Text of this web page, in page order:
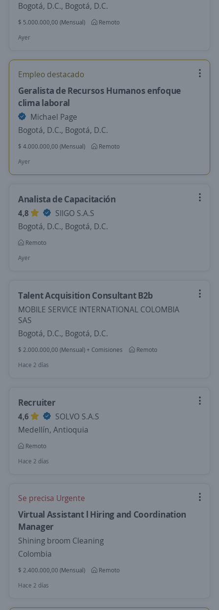
Bogotá, D.C., Bogotá, D.C.
$ 5.000.000,00 (Mensual)
Remoto
Ayer
Empleo destacado
Geralista de Recursos Humanos enfoque
clima laboral
Michael Page
Bogotá, D.C., Bogotá, D.C.
$ 4.000.000,00 (Mensual)
Remoto
Ayer
Analista de Capacitación
4,8
SIIGO S.A.S
Bogotá, D.C., Bogotá, D.C.
Remoto
Ayer
Talent Acquisition Consultant B2b
MOBILE SERVICE INTERNATIONAL COLOMBIA
SAS
Bogotá, D.C., Bogotá, D.C.
$ 2.000.000,00 (Mensual) + Comisiones
Remoto
Hace 2 días
Recruiter
4,6
SOLVO S.A.S
Medellín, Antioquia
Remoto
Hace 2 días
Se precisa Urgente
Virtual Assistant l Hiring and Coordination
Manager
Shining broom Cleaning
Colombia
$ 2.400.000,00 (Mensual)
Remoto
Hace 2 días